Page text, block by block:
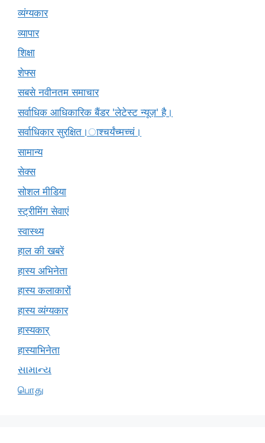
व्यंग्यकार
व्यापार
शिक्षा
शेफ्स
सबसे नवीनतम समाचार
सर्वाधिक आधिकारिक बैंडर 'लेटेस्ट न्यूज़' है।
सर्वाधिकार सुरक्षित।ाश्चर्यंच्मच्चं।
सामान्य
सेक्स
सोशल मीडिया
स्ट्रीमिंग सेवाएं
स्वास्थ्य
हाल की खबरें
हास्य अभिनेता
हास्य कलाकारों
हास्य व्यंग्यकार
हास्यकार्
हास्याभिनेता
સામાન્ય
பொது